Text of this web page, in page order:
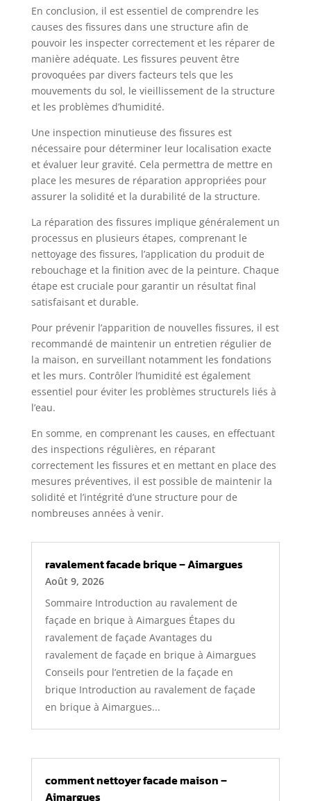
En conclusion, il est essentiel de comprendre les
causes des fissures dans une structure afin de
pouvoir les inspecter correctement et les réparer de
manière adéquate. Les fissures peuvent être
provoquées par divers facteurs tels que les
mouvements du sol, le vieillissement de la structure
et les problèmes d’humidité.
Une inspection minutieuse des fissures est
nécessaire pour déterminer leur localisation exacte
et évaluer leur gravité. Cela permettra de mettre en
place les mesures de réparation appropriées pour
assurer la solidité et la durabilité de la structure.
La réparation des fissures implique généralement un
processus en plusieurs étapes, comprenant le
nettoyage des fissures, l’application du produit de
rebouchage et la finition avec de la peinture. Chaque
étape est cruciale pour garantir un résultat final
satisfaisant et durable.
Pour prévenir l’apparition de nouvelles fissures, il est
recommandé de maintenir un entretien régulier de
la maison, en surveillant notamment les fondations
et les murs. Contrôler l’humidité est également
essentiel pour éviter les problèmes structurels liés à
l’eau.
En somme, en comprenant les causes, en effectuant
des inspections régulières, en réparant
correctement les fissures et en mettant en place des
mesures préventives, il est possible de maintenir la
solidité et l’intégrité d’une structure pour de
nombreuses années à venir.
ravalement facade brique – Aimargues
Août 9, 2026
Sommaire Introduction au ravalement de
façade en brique à Aimargues Étapes du
ravalement de façade Avantages du
ravalement de façade en brique à Aimargues
Conseils pour l’entretien de la façade en
brique Introduction au ravalement de façade
en brique à Aimargues...
comment nettoyer facade maison –
Aimargues